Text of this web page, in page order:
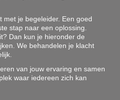
met je begeleider. Een goed
stap naar een oplossing.
Dan kun je hieronder de
We behandelen je klacht
van jouw ervaring en samen
waar iedereen zich kan